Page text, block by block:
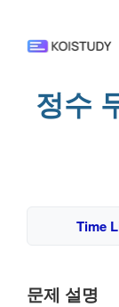
정수
Time
문제 설명